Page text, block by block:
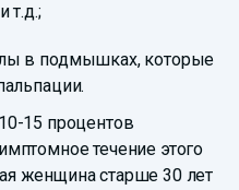
т.д.;
в подмышках, которые
15 процентов
течение этого
женщина старше 30 лет